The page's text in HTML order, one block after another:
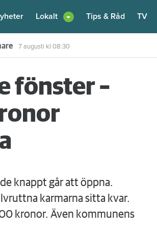
Lokalt Tips & Råd TV
med att dela bostad"
fönster –
knappt går att öppna.
karmarna sitta kvar.
kronor. Även kommunens